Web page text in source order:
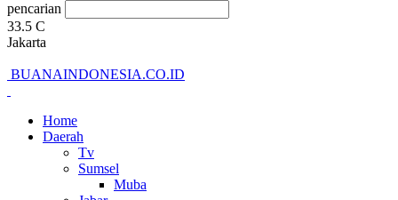
pencarian
33.5 C
Jakarta
BUANAINDONESIA.CO.ID
Home
Daerah
Tv
Sumsel
Muba